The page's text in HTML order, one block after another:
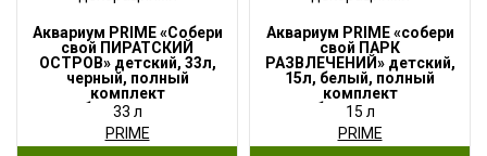
Аквариум PRIME «Собери
свой ПИРАТСКИЙ
ОСТРОВ» детский, 33л,
черный, полный
комплект
с оборудованием
и декорациями
33 л
PRIME
Аквариум PRIME «собери
свой ПАРК
РАЗВЛЕЧЕНИЙ» детский,
15л, белый, полный
комплект
с оборудованием
и декорациями
15 л
PRIME